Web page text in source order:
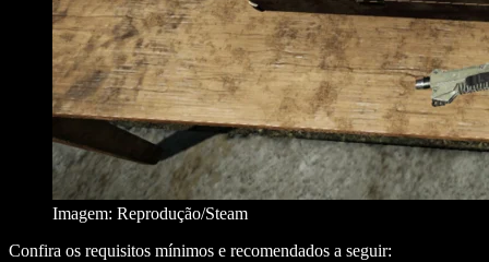
Imagem: Reprodução/Steam
Confira os requisitos mínimos e recomendados a seguir: